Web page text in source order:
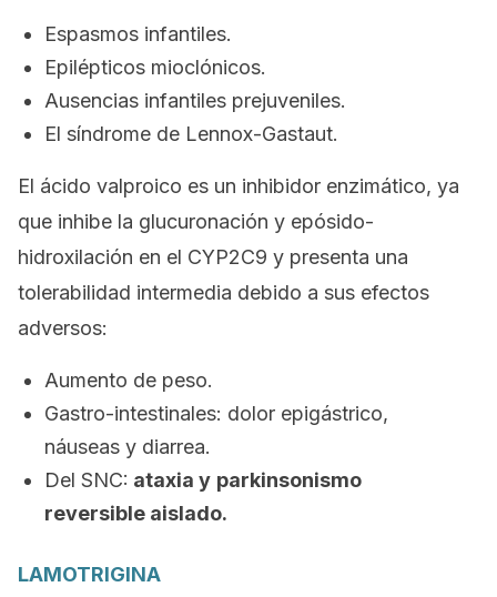
Espasmos infantiles.
Epilépticos mioclónicos.
Ausencias infantiles prejuveniles.
El síndrome de Lennox-Gastaut.
El ácido valproico es un inhibidor enzimático, ya
que inhibe la glucuronación y epósido-
hidroxilación en el CYP2C9 y presenta una
tolerabilidad intermedia debido a sus efectos
adversos:
Aumento de peso.
Gastro-intestinales: dolor epigástrico,
náuseas y diarrea.
Del SNC: ataxia y parkinsonismo
reversible aislado.
LAMOTRIGINA